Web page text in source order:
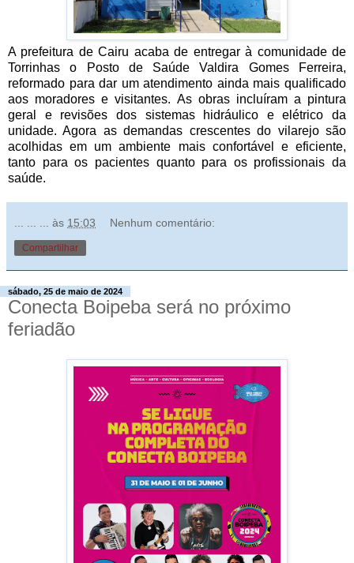
A prefeitura de Cairu acaba de entregar à comunidade de
Torrinhas o Posto de Saúde Valdira Gomes Ferreira,
reformado para dar um atendimento ainda mais qualificado
aos moradores e visitantes. As obras incluíram a pintura
geral e revisões dos sistemas hidráulico e elétrico da
unidade. Agora as demandas crescentes do vilarejo são
acolhidas em um ambiente mais confortável e eficiente,
tanto para os pacientes quanto para os profissionais da
saúde.
às 15:03 Nenhum comentário:
Compartilhar
sábado, 25 de maio de 2024
Conecta Boipeba será no próximo
feriadão